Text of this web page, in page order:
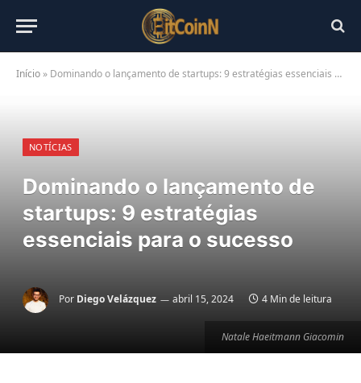
Início » Dominando o lançamento de startups: 9 estratégias essenciais para o sucesso
Natale Haeitmann Giacomin
NOTÍCIAS
Dominando o lançamento de
startups: 9 estratégias
essenciais para o sucesso
Por Diego Velázquez abril 15, 2024 4 Min de leitura